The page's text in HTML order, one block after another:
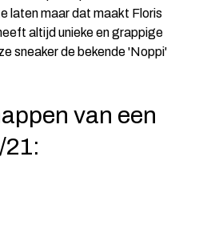
laten maar dat maakt Floris
altijd unieke en grappige
sneaker de bekende 'Noppi'
van een
21: